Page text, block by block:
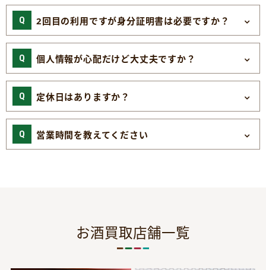
2回目の利用ですが身分証明書は必要ですか？
個人情報が心配だけど大丈夫ですか？
定休日はありますか？
営業時間を教えてください
お酒買取店舗一覧